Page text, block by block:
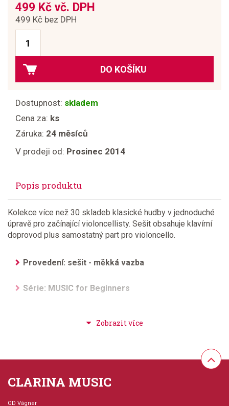
499 Kč vč. DPH
499 Kč bez DPH
DO KOŠÍKU
Dostupnost: skladem
Cena za: ks
Záruka: 24 měsíců
V prodeji od: Prosinec 2014
Popis produktu
Kolekce více než 30 skladeb klasické hudby v jednoduché
úpravě pro začínající violoncellisty. Sešit obsahuje klavírní
doprovod plus samostatný part pro violoncello.
Provedení: sešit - měkká vazba
Série: MUSIC for Beginners
duchovní hudba, hudba pro děti, žáky a studenty
Počet skladeb: 33
Počet stran: 63
CLARINA MUSIC
OD Vágner